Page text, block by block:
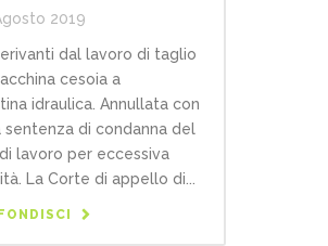
2019
dal lavoro di taglio
cesoia a
idraulica. Annullata con
sentenza di condanna del
lavoro per eccessiva
La Corte di appello di...